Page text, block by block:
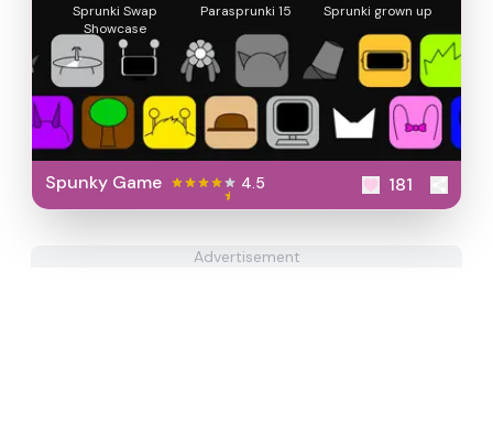
Sprunki Swap
Showcase
Parasprunki 15 Sprunki grown up
Spunky Game 4.5 181
Advertisement